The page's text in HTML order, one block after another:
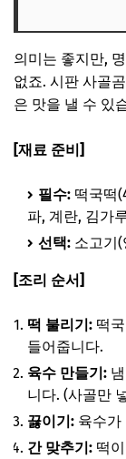
의미는 좋지만,
없죠. 시판 사골
은 맛을 낼 수 있
[재료 준비]
필수: 떡국떡
파, 계란, 김가
선택: 소고기(
[조리 순서]
떡 불리기: 떡
들어줍니다.
육수 만들기:
니다. (사골만
끓이기: 육수가
간 맞추기: 떡